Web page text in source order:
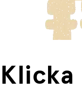
Fri frakt när du